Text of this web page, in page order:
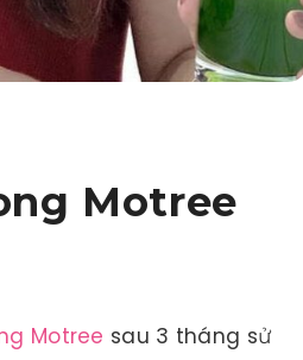
Motree
Motree sau 3 tháng sử